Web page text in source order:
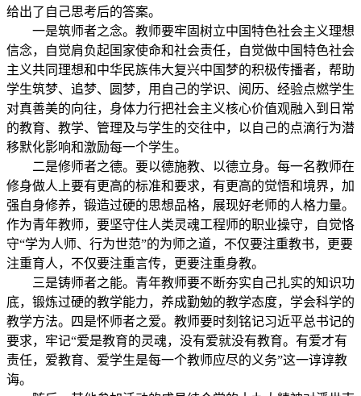
给出了自己思考后的答案。
一是筑师者之念。教师要牢固树立中国特色社会主义理想
信念，自觉肩负起国家使命和社会责任，自觉做中国特色社会
主义共同理想和中华民族伟大复兴中国梦的积极传播者，帮助
学生筑梦、追梦、圆梦，用自己的学识、阅历、经验点燃学生
对真善美的向往，身体力行把社会主义核心价值观融入到日常
的教育、教学、管理及与学生的交往中，以自己的点滴行为潜
移默化影响和激励每一个学生。
二是修师者之德。要以德施教、以德立身。每一名教师在
修身做人上要有更高的标准和要求，有更高的觉悟和境界，加
强自身修养，锻造过硬的思想品格，展现好老师的人格力量。
作为青年教师，要坚守住人类灵魂工程师的职业操守，自觉恪
守“学为人师、行为世范”的为师之道，不仅要注重教书，更要
注重育人，不仅要注重言传，更要注重身教。
三是铸师者之能。青年教师要不断夯实自己扎实的知识功
底，锻炼过硬的教学能力，养成勤勉的教学态度，学会科学的
教学方法。四是怀师者之爱。教师要时刻铭记习近平总书记的
要求，牢记“爱是教育的灵魂，没有爱就没有教育。有爱才有
责任，爱教育、爱学生是每一个教师应尽的义务”这一谆谆教
诲。